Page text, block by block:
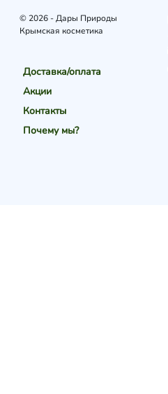
© 2026 - Дары Природы
Крымская косметика
Доставка/оплата
Акции
Контакты
Почему мы?